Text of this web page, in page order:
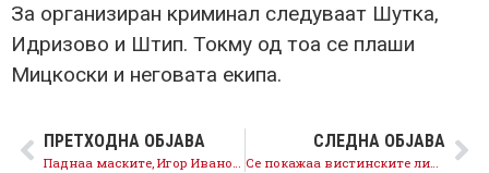
За организиран криминал следуваат Шутка,
Идризово и Штип. Токму од тоа се плаши
Мицкоски и неговата екипа.
ПРЕТХОДНА ОБЈАВА СЛЕДНА ОБЈАВА
Се покажаа вистинските лица, платформата ЗНАМ 2.0 е против членовите на СДСМ